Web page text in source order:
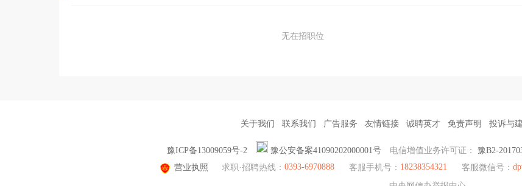
无在招职位
关于我们 联系我们 广告服务 友情链接 诚聘英才 免责声明 投诉与
豫ICP备13009059号-2 豫公安备案41090202000001号 电信增值业务许可证： 豫B2-
营业执照
求职·招聘热线： 0393-6970888 客服手机号： 18238354321 客服微信号：